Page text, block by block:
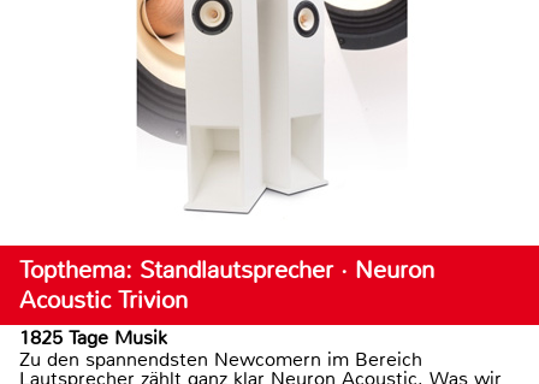
Topthema: Standlautsprecher · Neuron
Acoustic Trivion
1825 Tage Musik
Zu den spannendsten Newcomern im Bereich
Lautsprecher zählt ganz klar Neuron Acoustic. Was wir